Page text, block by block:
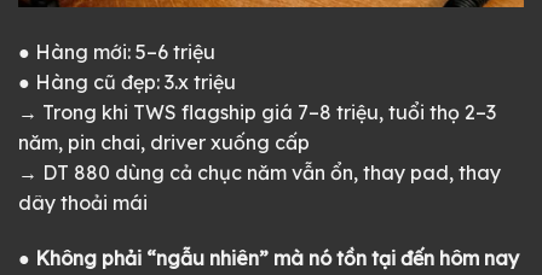
● Hàng mới: 5–6 triệu
● Hàng cũ đẹp: 3.x triệu
→ Trong khi TWS flagship giá 7–8 triệu, tuổi thọ 2–3
năm, pin chai, driver xuống cấp
→ DT 880 dùng cả chục năm vẫn ổn, thay pad, thay
dây thoải mái
● Không phải “ngẫu nhiên” mà nó tồn tại đến hôm nay